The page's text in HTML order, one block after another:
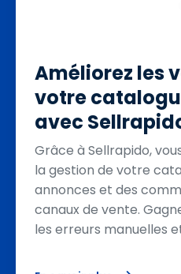
Améliorez les
votre
avec
Grâce à Sellrapido,
la gestion de votre
annonces et des
canaux de vente.
les erreurs manuelles